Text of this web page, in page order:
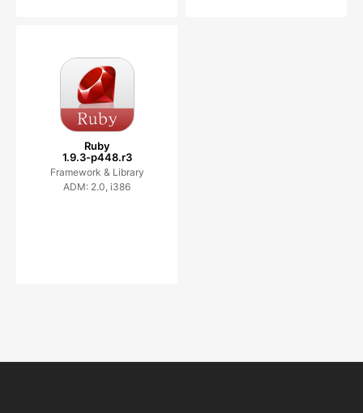
Ruby
1.9.3-p448.r3
Framework & Library
ADM: 2.0, i386